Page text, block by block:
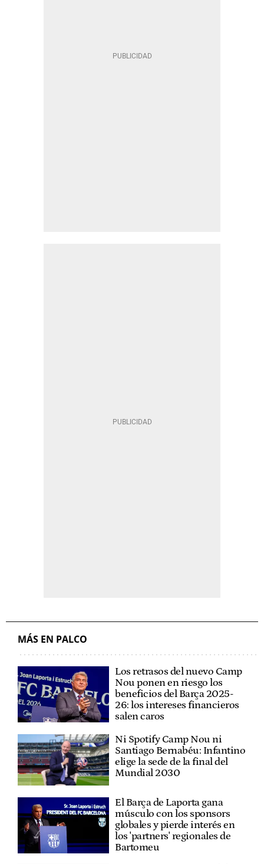
MÁS EN PALCO
Los retrasos del nuevo Camp
Nou ponen en riesgo los
beneficios del Barça 2025-
26: los intereses financieros
salen caros
Ni Spotify Camp Nou ni
Santiago Bernabéu: Infantino
elige la sede de la final del
Mundial 2030
El Barça de Laporta gana
músculo con los sponsors
globales y pierde interés en
los 'partners' regionales de
Bartomeu